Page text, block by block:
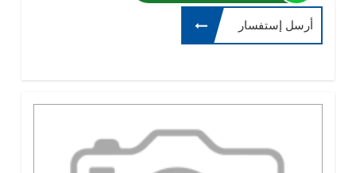
أرسل إستفسار